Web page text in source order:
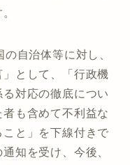
自治体等に対し、
として、「行政機
対応の徹底につい
も含めて不利益な
と」を下線付きで
知を受け、今後、